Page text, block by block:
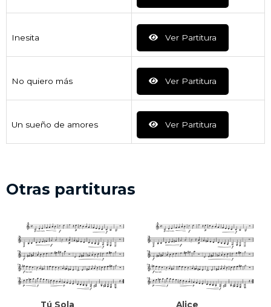
Inesita Ver Partitura
No quiero más Ver Partitura
Un sueño de amores Ver Partitura
Otras partituras
Tú Sola Alice